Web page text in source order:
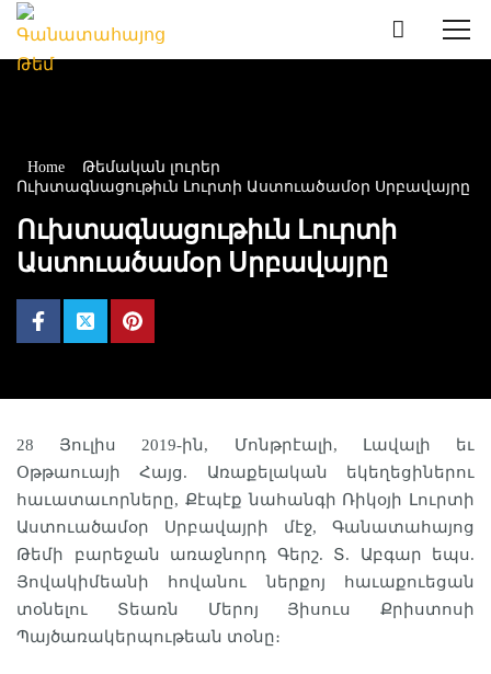
Home
Թեմական լուրեր
Ուխտագնացութիւն Լուրտի Աստուածամօր Սրբավայրը
Ուխտագնացութիւն Լուրտի
Աստուածամօր Սրբավայրը
28 Յուլիս 2019-ին, Մոնթրէալի, Լավալի եւ
Օթթաուայի Հայց. Առաքելական եկեղեցիներու
հաւատաւորները, Քէպէք նահանգի Ռիկօյի Լուրտի
Աստուածամօր Սրբավայրի մէջ, Գանատահայոց
Թեմի բարեջան առաջնորդ Գերշ. Տ. Աբգար եպս.
Յովակիմեանի հովանու ներքոյ հաւաքուեցան
տօնելու Տեառն Մերոյ Յիսուս Քրիստոսի
Պայծառակերպութեան տօնը։